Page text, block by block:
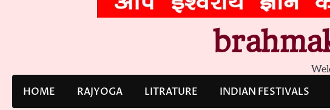
HOME RAJYOGA LITRATURE INDIAN FESTIVALS